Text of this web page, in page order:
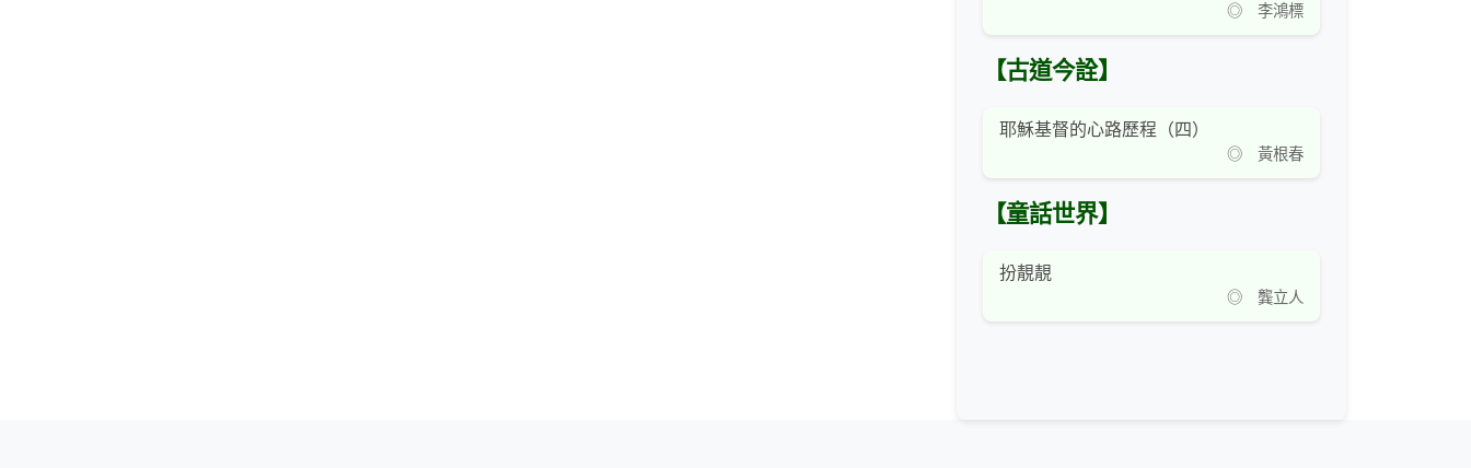
◎ 李鴻標
【古道今詮】
耶穌基督的心路歷程（四）
◎ 黃根春
【童話世界】
扮靚靚
◎ 龔立人